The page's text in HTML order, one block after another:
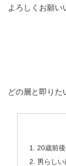
よろしくお願い
どの層と即りた
20歳前
男らし